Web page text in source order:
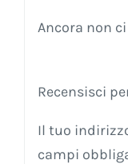
Ancora non
Recensisci
Il tuo
campi